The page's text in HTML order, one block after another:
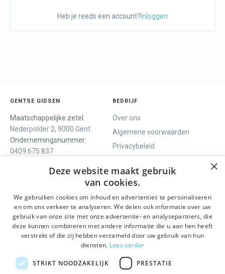
Heb je reeds een account? Inloggen
GENTSE GIDSEN
Maatschappelijke zetel:
Nederpolder 2, 9000 Gent
Ondernemingsnummer:
0409.675.837
BEDRIJF
Over ons
Algemene voorwaarden
Privacybeleid
ONS AANBOD
Rondleidingen
Dagprogramma
Activiteiten
SOCIALS
Facebook
Instagram
LinkedIn
×
Deze website maakt gebruik
van cookies.
We gebruiken cookies om inhoud en advertenties te personaliseren
en om ons verkeer te analyseren. We delen ook informatie over uw
gebruik van onze site met onze advertentie- en analysepartners, die
deze kunnen combineren met andere informatie die u aan hen heeft
verstrekt of die zij hebben verzameld door uw gebruik van hun
diensten. Lees verder
STRIKT NOODZAKELIJK PRESTATIE